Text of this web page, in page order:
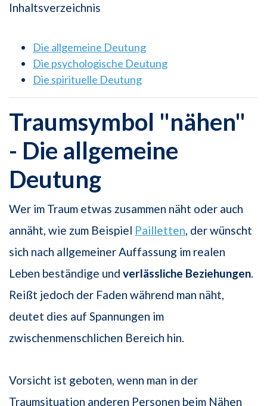
Inhaltsverzeichnis
Die allgemeine Deutung
Die psychologische Deutung
Die spirituelle Deutung
Traumsymbol "nähen"
- Die allgemeine
Deutung
Wer im Traum etwas zusammen näht oder auch
annäht, wie zum Beispiel Pailletten, der wünscht
sich nach allgemeiner Auffassung im realen
Leben beständige und verlässliche Beziehungen.
Reißt jedoch der Faden während man näht,
deutet dies auf Spannungen im
zwischenmenschlichen Bereich hin.
Vorsicht ist geboten, wenn man in der
Traumsituation anderen Personen beim Nähen